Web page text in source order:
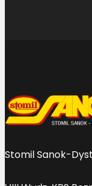
Stomil Sanok-